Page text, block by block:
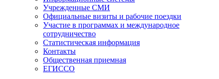
Учрежденные СМИ
Официальные визиты и рабочие поездки
Участие в программах и международное
сотрудничество
Статистическая информация
Контакты
Общественная приемная
ЕГИССО